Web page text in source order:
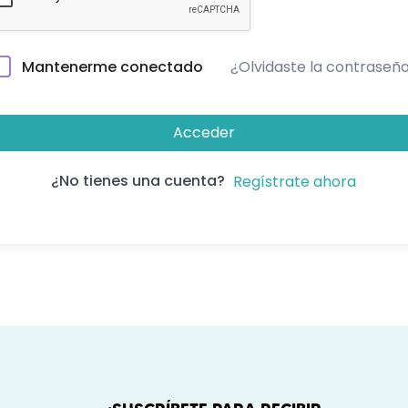
Mantenerme conectado ¿Olvidaste la
Acceder
¿No tienes una cuenta? Regístrate ahora